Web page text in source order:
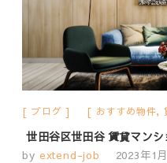
ブログ おすすめ物件,
世田谷区世田谷 賃貸マンシ
by extend-job 2023年1